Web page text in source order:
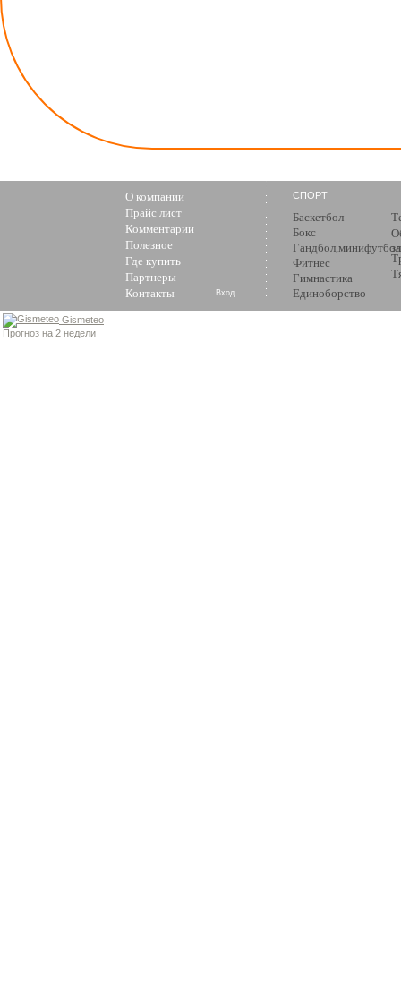
О компании
Прайс лист
Комментарии
Полезное
Где купить
Партнеры
Контакты
СПОРТ
Баскетбол
Бокс
Гандбол,минифутбол
Фитнес
Гимнастика
Единоборство
Вход
Gismeteo
Прогноз на 2 недели